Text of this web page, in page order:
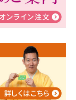
の寄付のご報
家族葬ハウ
てみよう！
式典 レンブラ